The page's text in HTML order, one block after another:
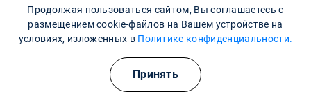
Капельницы с Преднизолоном назначаются при острых
аллергических реакциях, обострениях бронхиальной
также при тяжелых воспалительных процессах. Препарат
также может использоваться для контроля симптомов
при опухолях и в онкологии.
Как проходит процедура капельницы с
Процедура капельницы с Преднизолоном проводится в
медицинском учреждении под наблюдением
Есть ли противопоказания для капельниц с
Продолжая пользоваться сайтом, Вы соглашаетесь с
размещением cookie-файлов на Вашем устройстве на
условиях, изложенных в Политике конфиденциальности.
Принять